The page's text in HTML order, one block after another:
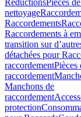
RéductionsPièces
nettoyage
Raccordements
Raccordements à
transition sur
détachées pour
raccordementPièces
raccordement
Manchons de
raccordement
protection